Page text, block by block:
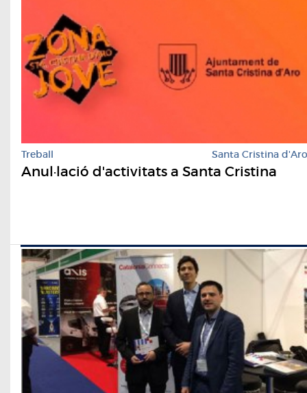
Treball Santa Cristina d'Aro
Anul·lació d'activitats a Santa Cristina